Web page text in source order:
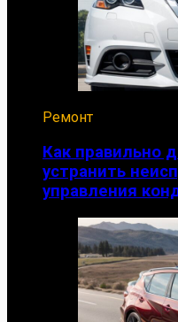
Ремонт
Как правильно
устранить
управления